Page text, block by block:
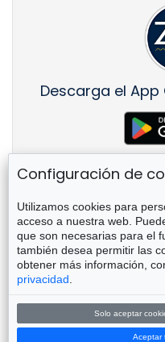
Descarga el
Acerca de zih.mx
Este sitio fue
Zihuatanejo y las
el #ConsumoLocal y el
No está afiliado a
Configuración de
Utilizamos cookies para
acceso a nuestra web.
que son necesarias para el
también desea permitir las
obtener más información,
privacidad
Solo aceptar
Aceptar